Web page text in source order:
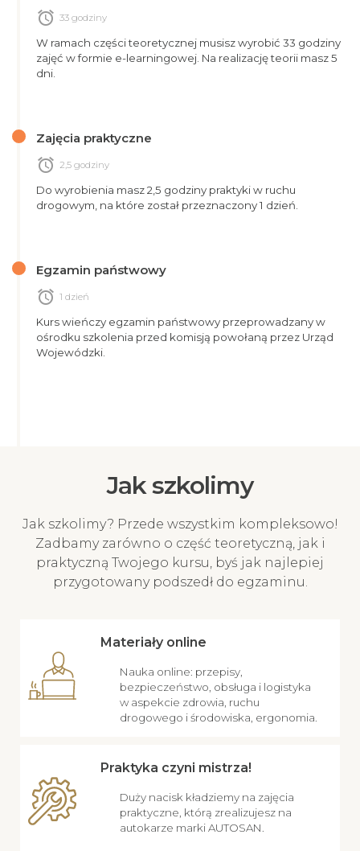
alarm 33 godziny
W ramach części teoretycznej musisz wyrobić 33 godziny
zajęć w formie e-learningowej. Na realizację teorii masz 5
dni.
Zajęcia praktyczne
alarm 2,5 godziny
Do wyrobienia masz 2,5 godziny praktyki w ruchu
drogowym, na które został przeznaczony 1 dzień.
Egzamin państwowy
alarm 1 dzień
Kurs wieńczy egzamin państwowy przeprowadzany w
ośrodku szkolenia przed komisją powołaną przez Urząd
Wojewódzki.
Jak szkolimy
Jak szkolimy? Przede wszystkim kompleksowo!
Zadbamy zarówno o część teoretyczną, jak i
praktyczną Twojego kursu, byś jak najlepiej
przygotowany podszedł do egzaminu.
Materiały online
Nauka online: przepisy,
bezpieczeństwo, obsługa i logistyka
w aspekcie zdrowia, ruchu
drogowego i środowiska, ergonomia.
Praktyka czyni mistrza!
Duży nacisk kładziemy na zajęcia
praktyczne, którą zrealizujesz na
autokarze marki AUTOSAN.